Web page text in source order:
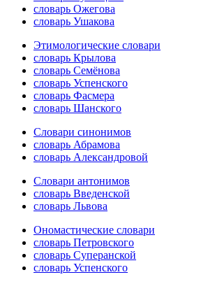
словарь Ожегова
словарь Ушакова
Этимологические словари
словарь Крылова
словарь Семёнова
словарь Успенского
словарь Фасмера
словарь Шанского
Словари синонимов
словарь Абрамова
словарь Александровой
Словари антонимов
словарь Введенской
словарь Львова
Ономастические словари
словарь Петровского
словарь Суперанской
словарь Успенского